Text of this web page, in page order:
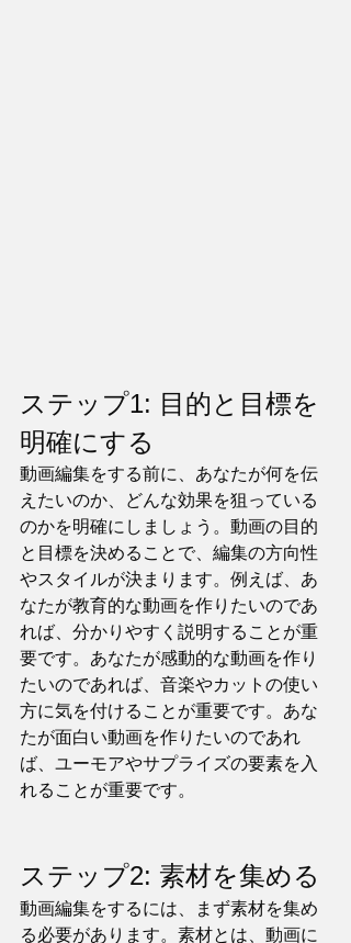
ステップ1: 目的と目標を
明確にする
動画編集をする前に、あなたが何を伝
えたいのか、どんな効果を狙っている
のかを明確にしましょう。動画の目的
と目標を決めることで、編集の方向性
やスタイルが決まります。例えば、あ
なたが教育的な動画を作りたいのであ
れば、分かりやすく説明することが重
要です。あなたが感動的な動画を作り
たいのであれば、音楽やカットの使い
方に気を付けることが重要です。あな
たが面白い動画を作りたいのであれ
ば、ユーモアやサプライズの要素を入
れることが重要です。
ステップ2: 素材を集める
動画編集をするには、まず素材を集め
る必要があります。素材とは、動画に